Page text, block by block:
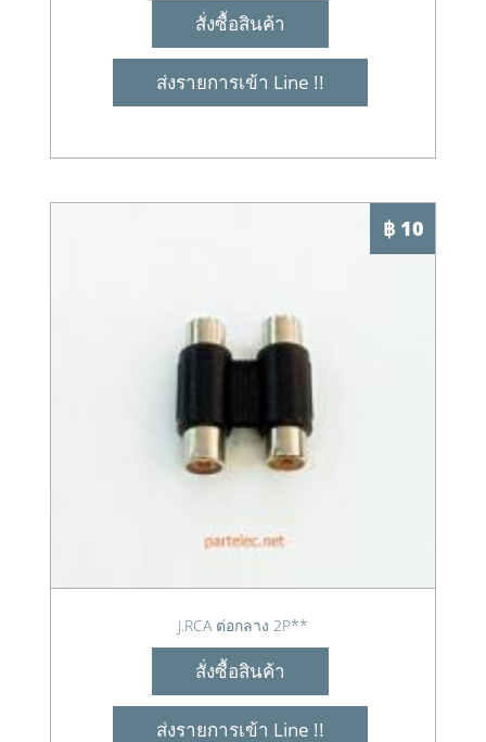
สั่งซื้อสินค้า
ส่งรายการเข้า Line !!
฿ 10
J.RCA ต่อกลาง 2P**
สั่งซื้อสินค้า
ส่งรายการเข้า Line !!